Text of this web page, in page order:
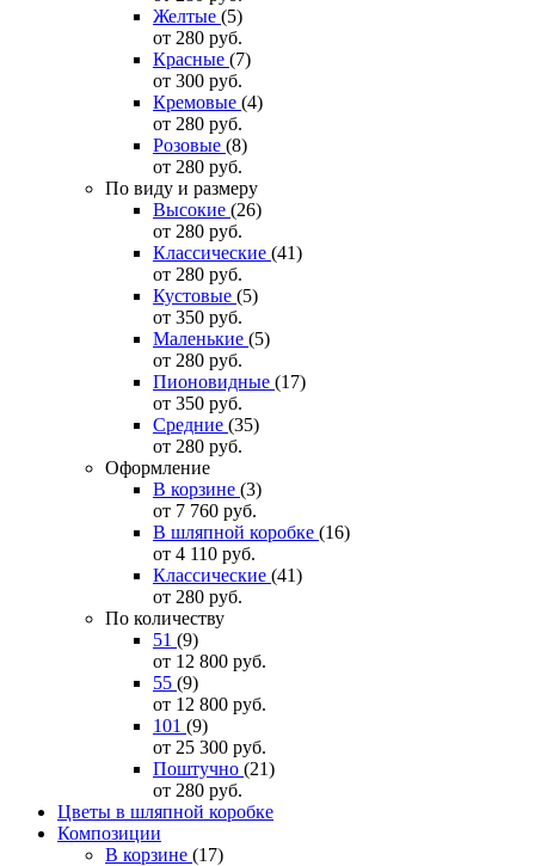
Желтые (5)
от 280 руб.
Красные (7)
от 300 руб.
Кремовые (4)
от 280 руб.
Розовые (8)
от 280 руб.
По виду и размеру
Высокие (26)
от 280 руб.
Классические (41)
от 280 руб.
Кустовые (5)
от 350 руб.
Маленькие (5)
от 280 руб.
Пионовидные (17)
от 350 руб.
Средние (35)
от 280 руб.
Оформление
В корзине (3)
от 7 760 руб.
В шляпной коробке (16)
от 4 110 руб.
Классические (41)
от 280 руб.
По количеству
51 (9)
от 12 800 руб.
55 (9)
от 12 800 руб.
101 (9)
от 25 300 руб.
Поштучно (21)
от 280 руб.
Цветы в шляпной коробке
Композиции
В корзине (17)